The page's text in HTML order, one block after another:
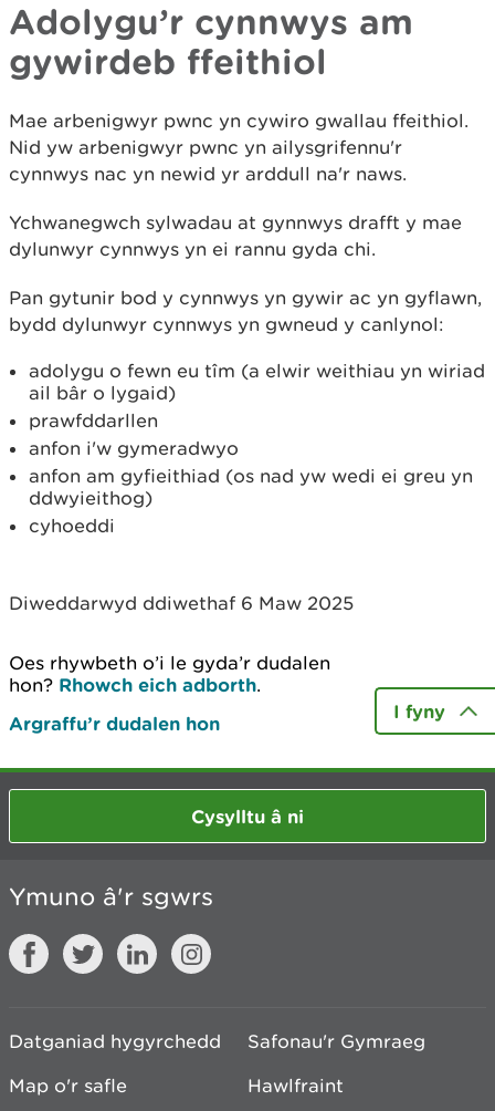
Adolygu’r cynnwys am
gywirdeb ffeithiol
Mae arbenigwyr pwnc yn cywiro gwallau ffeithiol.
Nid yw arbenigwyr pwnc yn ailysgrifennu'r
cynnwys nac yn newid yr arddull na'r naws.
Ychwanegwch sylwadau at gynnwys drafft y mae
dylunwyr cynnwys yn ei rannu gyda chi.
Pan gytunir bod y cynnwys yn gywir ac yn gyflawn,
bydd dylunwyr cynnwys yn gwneud y canlynol:
adolygu o fewn eu tîm (a elwir weithiau yn wiriad
ail bâr o lygaid)
prawfddarllen
anfon i'w gymeradwyo
anfon am gyfieithiad (os nad yw wedi ei greu yn
ddwyieithog)
cyhoeddi
Diweddarwyd ddiwethaf 6 Maw 2025
Oes rhywbeth o’i le gyda’r dudalen
hon? Rhowch eich adborth.
Argraffu’r dudalen hon
I fyny
Cysylltu â ni
Ymuno â'r sgwrs
Datganiad hygyrchedd
Safonau'r Gymraeg
Map o'r safle
Hawlfraint